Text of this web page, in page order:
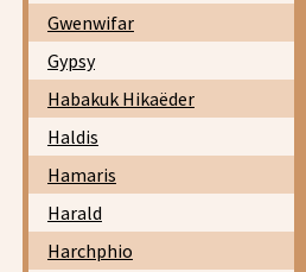
Gwenwifar
Gypsy
Habakuk Hikaëder
Haldis
Hamaris
Harald
Harchphio